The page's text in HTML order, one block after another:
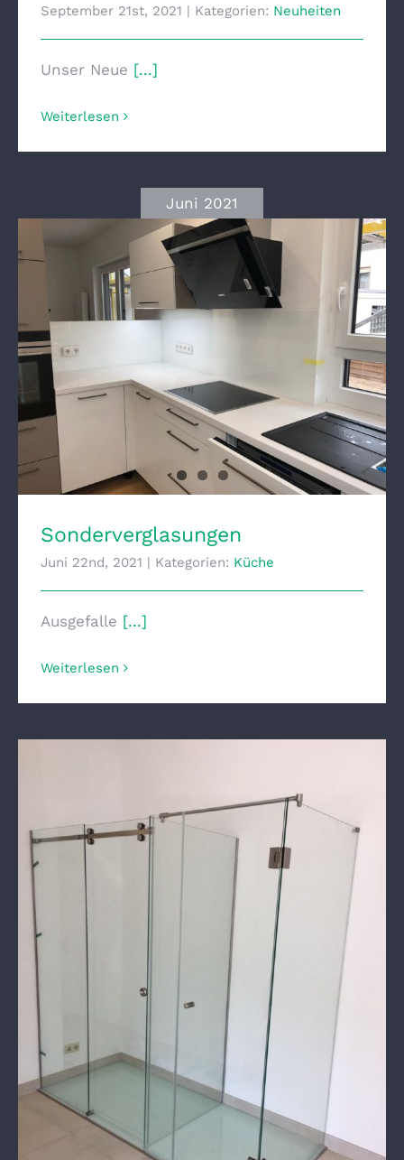
September 21st, 2021 | Kategorien: Neuheiten
Unser Neue [...]
Weiterlesen
Juni 2021
Sonderverglasungen
Sonderverglasungen
Juni 22nd, 2021 | Kategorien: Küche
Ausgefalle [...]
Weiterlesen
Duschen im Shwroom